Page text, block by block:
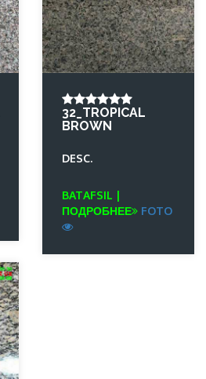
32_TROPICAL
BROWN
DESC.
BATAFSIL |
ПОДРОБНЕЕ
FOTO